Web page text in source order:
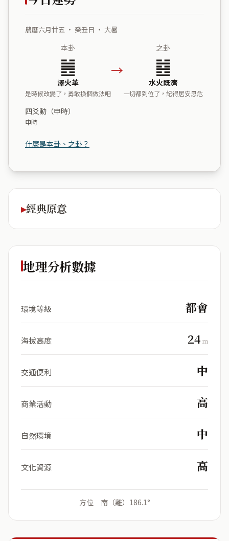
農曆六月廿五 ・ 癸丑日 ・ 大暑
本卦
䷰
澤火革
是時候改變了，勇敢換個做法吧
→
之卦
䷾
水火既濟
一切都到位了，記得居安思危
四爻動（申時）
申時
什麼是本卦、之卦？
經典原意
地理分析數據
環境等級 都會
海拔高度 24 m
交通便利 中
商業活動 高
自然環境 中
文化資源 高
方位 南（離）186.1°